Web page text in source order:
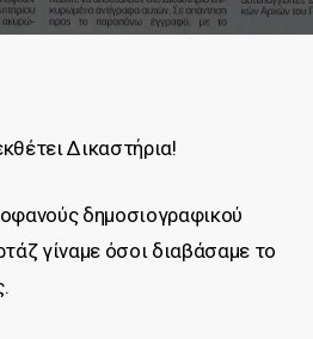
Δικαστήρια!
δημοσιογραφικού
γίναμε όσοι διαβάσαμε το